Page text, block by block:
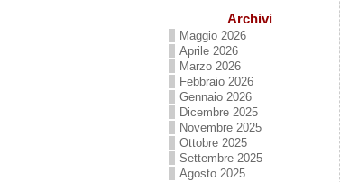
Archivi
Maggio 2026
Aprile 2026
Marzo 2026
Febbraio 2026
Gennaio 2026
Dicembre 2025
Novembre 2025
Ottobre 2025
Settembre 2025
Agosto 2025